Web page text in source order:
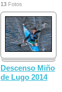
13 Fotos
Descenso Miño
de Lugo 2014